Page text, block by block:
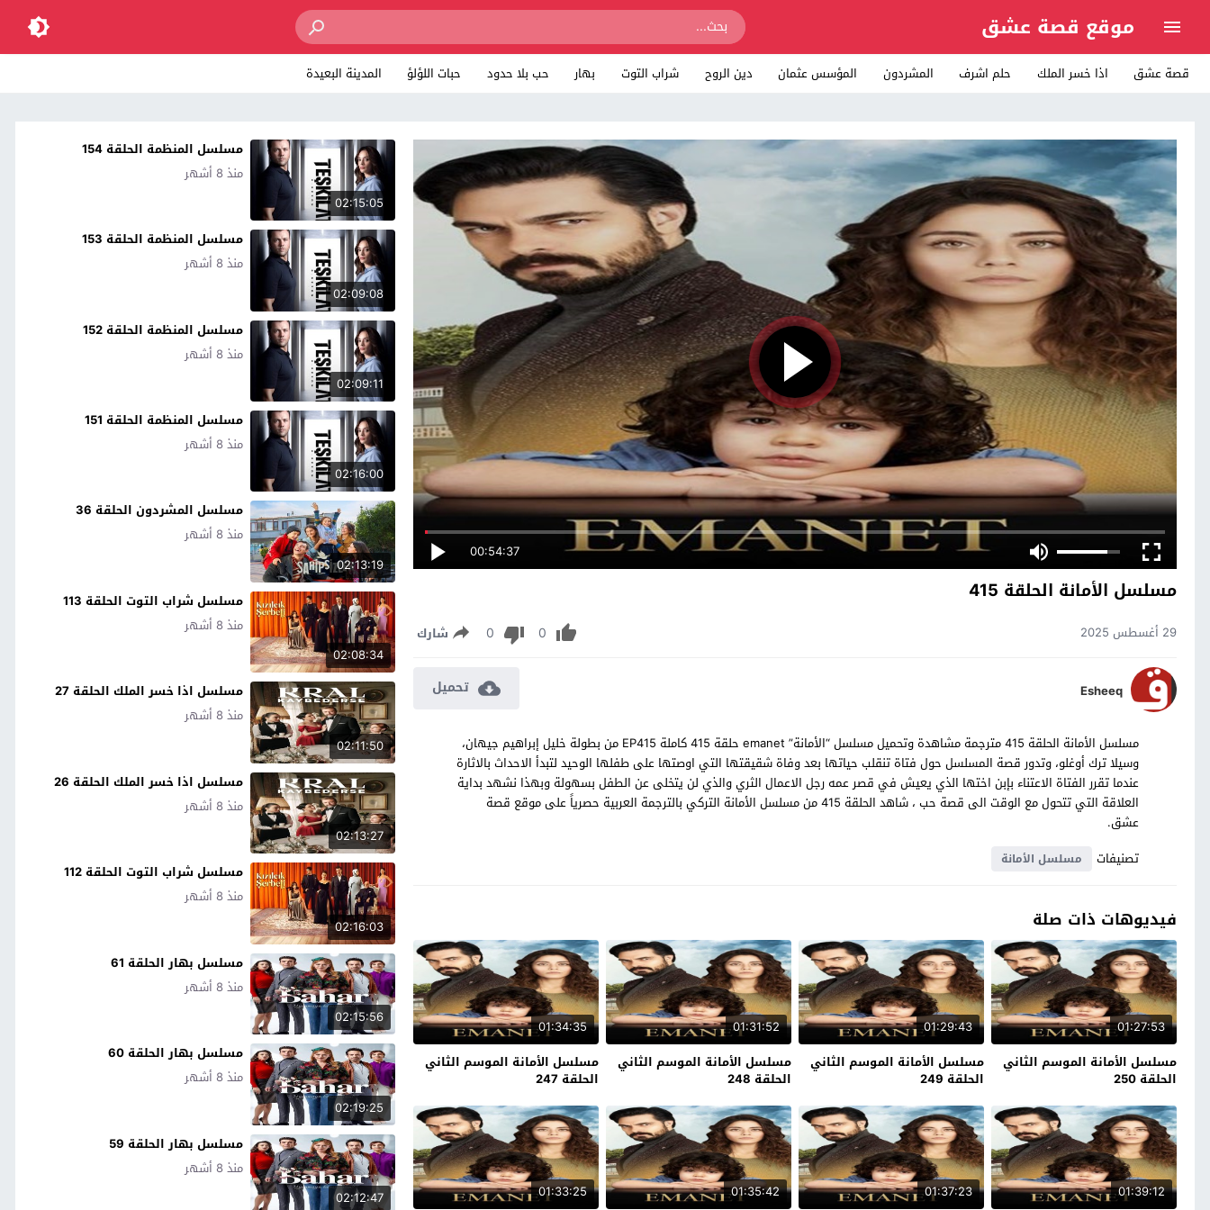
موقع قصة عشق
قصة عشق اذا خسر الملك حلم اشرف المشردون المؤسس عثمان دين الروح شراب التوت بهار حب بلا حدود حبات اللؤلؤ المدينة البعيدة
00:54:37
مسلسل الأمانة الحلقة 415
29 أغسطس 2025 0
0 شارك
Esheeq تحميل
مسلسل الأمانة الحلقة 415 مترجمة مشاهدة وتحميل مسلسل “الأمانة” emanet حلقة 415 كاملة EP415 من بطولة خليل إبراهيم جيهان،
وسيلا ترك أوغلو، وتدور قصة المسلسل حول فتاة تنقلب حياتها بعد وفاة شقيقتها التي اوصتها على طفلها الوحيد لتبدأ الاحداث بالاثارة
عندما تقرر الفتاة الاعتناء بإبن اختها الذي يعيش في قصر عمه رجل الاعمال الثري والذي لن يتخلى عن الطفل بسهولة وبهذا نشهد بداية
العلاقة التي تتحول مع الوقت الى قصة حب ، شاهد الحلقة 415 من مسلسل الأمانة التركي بالترجمة العربية حصرياً على موقع قصة
عشق.
تصنيفات
مسلسل الأمانة
فيديوهات ذات صلة
01:27:53
مسلسل الأمانة الموسم الثاني
الحلقة 250
01:29:43
مسلسل الأمانة الموسم الثاني
الحلقة 249
01:31:52
مسلسل الأمانة الموسم الثاني
الحلقة 248
01:34:35
مسلسل الأمانة الموسم الثاني
الحلقة 247
01:39:12
01:37:23
01:35:42
01:33:25
02:15:05
مسلسل المنظمة الحلقة 154
منذ 8 أشهر
02:09:08
مسلسل المنظمة الحلقة 153
منذ 8 أشهر
02:09:11
مسلسل المنظمة الحلقة 152
منذ 8 أشهر
02:16:00
مسلسل المنظمة الحلقة 151
منذ 8 أشهر
02:13:19
مسلسل المشردون الحلقة 36
منذ 8 أشهر
02:08:34
مسلسل شراب التوت الحلقة 113
منذ 8 أشهر
02:11:50
مسلسل اذا خسر الملك الحلقة 27
منذ 8 أشهر
02:13:27
مسلسل اذا خسر الملك الحلقة 26
منذ 8 أشهر
02:16:03
مسلسل شراب التوت الحلقة 112
منذ 8 أشهر
02:15:56
مسلسل بهار الحلقة 61
منذ 8 أشهر
02:19:25
مسلسل بهار الحلقة 60
منذ 8 أشهر
02:12:47
مسلسل بهار الحلقة 59
منذ 8 أشهر